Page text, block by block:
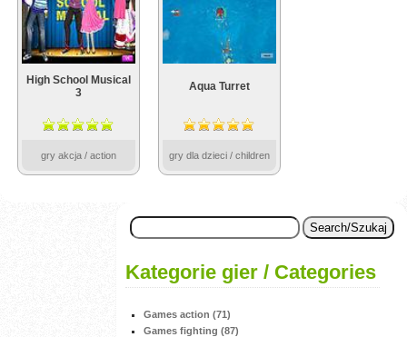
High School Musical
3
gry akcja / action
Aqua Turret
gry dla dzieci / children
Kategorie gier / Categories
Games action (71)
Games fighting (87)